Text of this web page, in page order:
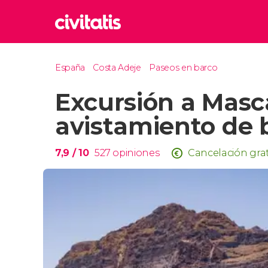
Reino
España Costa Adeje Paseos en barco
Excursión a
avistamiento de
7,9 / 10 527 opiniones Cancelación